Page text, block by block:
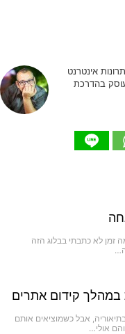
אינטרנט
מאז 2006. עמית עוסק בהדרכת
זמן לא כתבתי בבלוג הזה
במהלך קידום אתרים
אבל כשמוציאים אותם
אולי…